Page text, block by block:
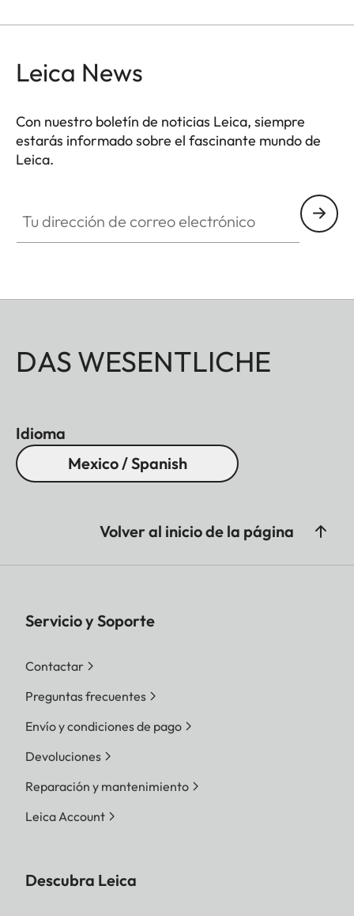
Leica News
Con nuestro boletín de noticias Leica, siempre
estarás informado sobre el fascinante mundo de
Leica.
DAS WESENTLICHE
Idioma
Mexico / Spanish
Volver al inicio de la página
Servicio y Soporte
Contactar
Preguntas frecuentes
Envío y condiciones de pago
Devoluciones
Reparación y mantenimiento
Leica Account
Descubra Leica